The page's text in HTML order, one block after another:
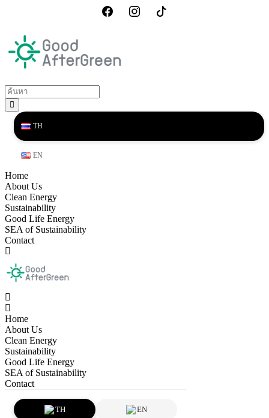
TH
EN
Home
About Us
Clean Energy
Sustainability
Good Life Energy
SEA of Sustainability
Contact
Home
About Us
Clean Energy
Sustainability
Good Life Energy
SEA of Sustainability
Contact
TH EN